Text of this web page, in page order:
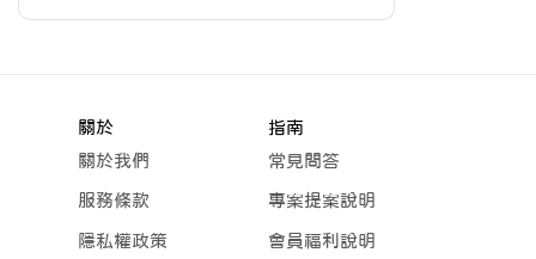
關於
關於我們
服務條款
隱私權政策
指南
常見問答
專案提案說明
會員福利說明